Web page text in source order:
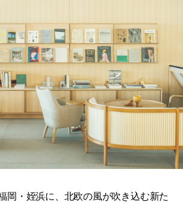
岡・姪浜に、北欧の風が吹き込む新た